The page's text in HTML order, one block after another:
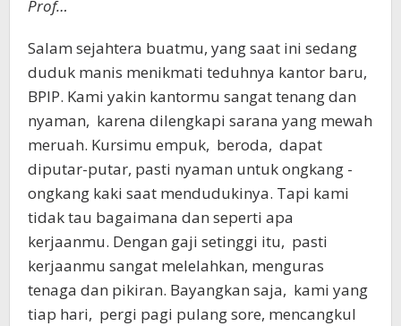
Prof…
Salam sejahtera buatmu, yang saat ini sedang
duduk manis menikmati teduhnya kantor baru,
BPIP. Kami yakin kantormu sangat tenang dan
nyaman, karena dilengkapi sarana yang mewah
meruah. Kursimu empuk, beroda, dapat
diputar-putar, pasti nyaman untuk ongkang -
ongkang kaki saat mendudukinya. Tapi kami
tidak tau bagaimana dan seperti apa
kerjaanmu. Dengan gaji setinggi itu, pasti
kerjaanmu sangat melelahkan, menguras
tenaga dan pikiran. Bayangkan saja, kami yang
tiap hari, pergi pagi pulang sore, mencangkul